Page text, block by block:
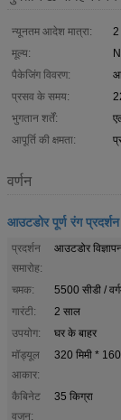
न्यूनतम आदेश मात्रा:
2
मूल्य:
पैकेजिंग विवरण:
प्रसव के समय:
भुगतान शर्तें:
आपूर्ति की क्षमता:
वर्णन
आउटडोर पूर्ण रंग
प्रदर्शन
समारोह:
आउटडोर
चमक:
5500 सीडी /
गारंटी:
2 साल
उपयोग:
घर के बाहर
मॉड्यूल
आकार:
320 मिमी * 160
कैबिनेट
वजन:
35 किग्रा